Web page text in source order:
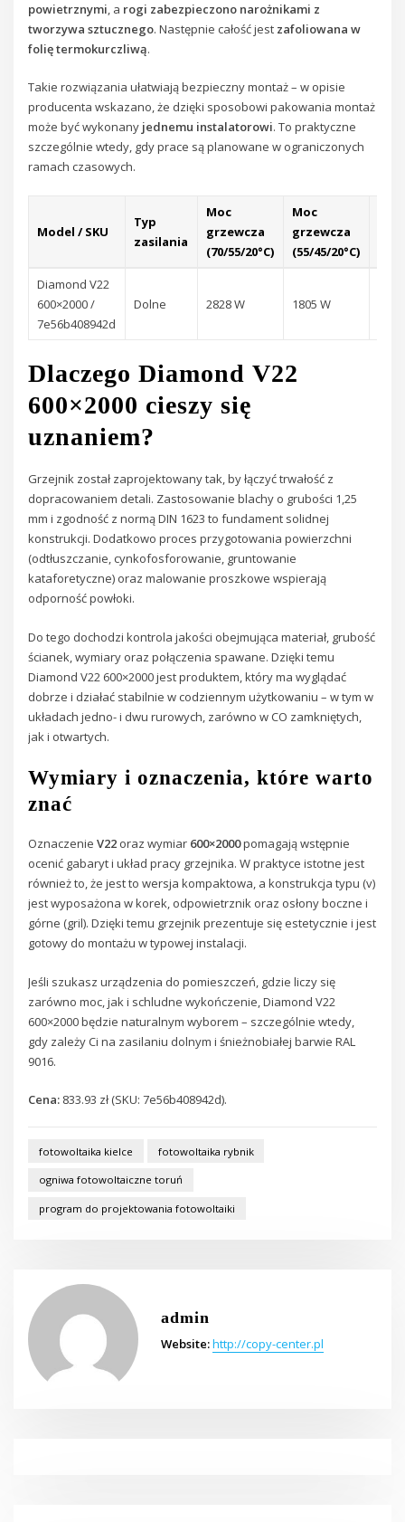
powietrznymi, a rogi zabezpieczono narożnikami z
tworzywa sztucznego. Następnie całość jest zafoliowana w
folię termokurczliwą.
Takie rozwiązania ułatwiają bezpieczny montaż – w opisie
producenta wskazano, że dzięki sposobowi pakowania montaż
może być wykonany jednemu instalatorowi. To praktyczne
szczególnie wtedy, gdy prace są planowane w ograniczonych
ramach czasowych.
Model / SKU
Typ
zasilania
Moc
grzewcza
(70/55/20°C)
Moc
grzewcza
(55/45/20°C)
Diamond V22
600×2000 /
7e56b408942d
Dolne 2828 W 1805 W
Dlaczego Diamond V22
600×2000 cieszy się
uznaniem?
Grzejnik został zaprojektowany tak, by łączyć trwałość z
dopracowaniem detali. Zastosowanie blachy o grubości 1,25
mm i zgodność z normą DIN 1623 to fundament solidnej
konstrukcji. Dodatkowo proces przygotowania powierzchni
(odtłuszczanie, cynkofosforowanie, gruntowanie
kataforetyczne) oraz malowanie proszkowe wspierają
odporność powłoki.
Do tego dochodzi kontrola jakości obejmująca materiał, grubość
ścianek, wymiary oraz połączenia spawane. Dzięki temu
Diamond V22 600×2000 jest produktem, który ma wyglądać
dobrze i działać stabilnie w codziennym użytkowaniu – w tym w
układach jedno- i dwu rurowych, zarówno w CO zamkniętych,
jak i otwartych.
Wymiary i oznaczenia, które warto
znać
OznaczenieV22 oraz wymiar 600×2000pomagają wstępnie
ocenić gabaryt i układ pracy grzejnika. W praktyce istotne jest
również to, że jest to wersja kompaktowa, a konstrukcja typu (v)
jest wyposażona w korek, odpowietrznik oraz osłony boczne i
górne (gril). Dzięki temu grzejnik prezentuje się estetycznie i jest
gotowy do montażu w typowej instalacji.
Jeśli szukasz urządzenia do pomieszczeń, gdzie liczy się
zarówno moc, jak i schludne wykończenie, Diamond V22
600×2000 będzie naturalnym wyborem – szczególnie wtedy,
gdy zależy Ci na zasilaniu dolnym i śnieżnobiałej barwie RAL
9016.
Cena: 833.93 zł (SKU: 7e56b408942d).
fotowoltaika kielce fotowoltaika rybnik
ogniwa fotowoltaiczne toruń
program do projektowania fotowoltaiki
admin
Website:http://copy-center.pl